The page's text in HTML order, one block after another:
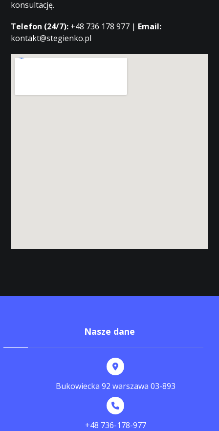
konsultację.
Telefon (24/7): +48 736 178 977 | Email:
kontakt@stegienko.pl
Nasze dane
Bukowiecka 92 warszawa 03-893
+48 736-178-977